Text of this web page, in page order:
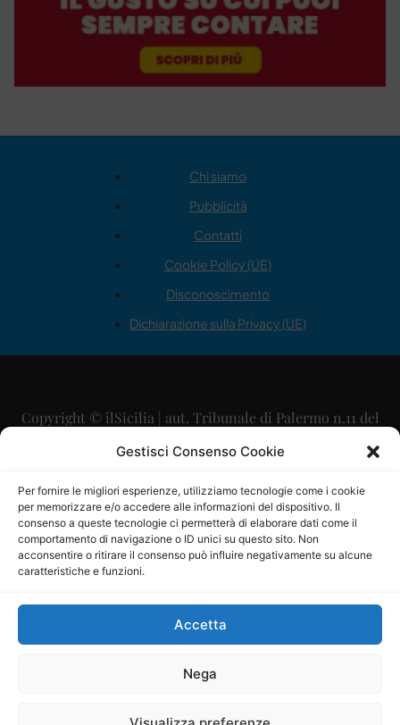
Gestisci Consenso Cookie
Per fornire le migliori esperienze, utilizziamo tecnologie come i cookie
per memorizzare e/o accedere alle informazioni del dispositivo. Il
consenso a queste tecnologie ci permetterà di elaborare dati come il
comportamento di navigazione o ID unici su questo sito. Non
acconsentire o ritirare il consenso può influire negativamente su alcune
caratteristiche e funzioni.
Accetta
Nega
Chi siamo
Pubblicità
Contatti
Cookie Policy (UE)
Disconoscimento
Dichiarazione sulla Privacy (UE)
Copyright © ilSicilia | aut. Tribunale di Palermo n.11 del
29/09/2015
Direttore Editoriale: Maurizio Scaglione
Direttore Responsabile: Maria Calabrese
P.IVA: 06334930820
Mercurio Comunicazione Società Cooperativa a r.l. è
iscritta al Registro degli Operatori di Comunicazione al